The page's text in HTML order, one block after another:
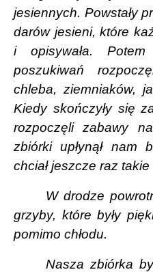
jesiennych. Powstały
darów jesieni, które
i opisywała. Potem
poszukiwań
chleba, ziemniaków,
Kiedy skończyły się
rozpoczęli zabawy
zbiórki upłynął nam
chciał jeszcze raz
W drodze
grzyby, które były
pomimo chłodu.
Nasza zbiórka